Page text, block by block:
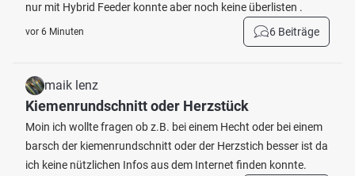
nur mit Hybrid Feeder konnte aber noch keine überlisten .
vor 6 Minuten 6 Beiträge
maik lenz
Kiemenrundschnitt oder Herzstück
Moin ich wollte fragen ob z.B. bei einem Hecht oder bei einem
barsch der kiemenrundschnitt oder der Herzstich besser ist da
ich keine nützlichen Infos aus dem Internet finden konnte.